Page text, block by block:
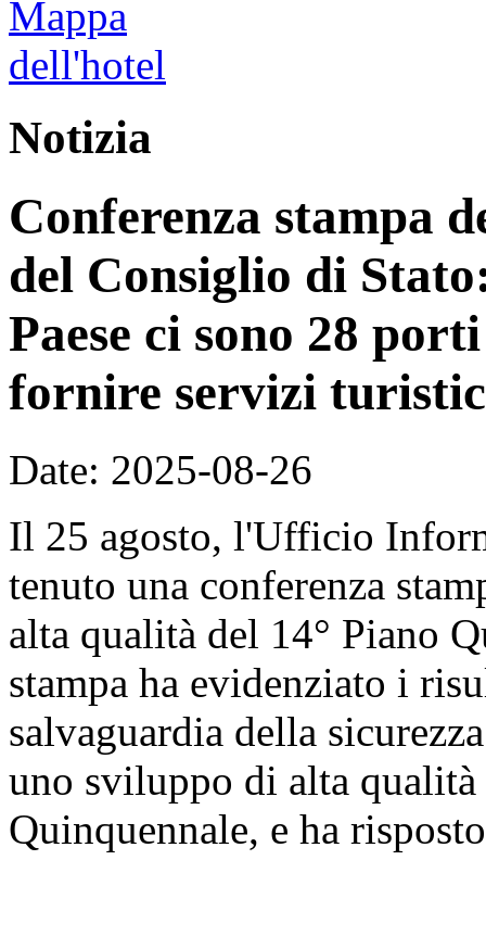
Notizia
Conferenza stampa
del Consiglio di
Paese ci sono 28
fornire servizi
Date: 2025-08-26
Il 25 agosto, l'Ufficio
tenuto una conferenza
alta qualità del 14° Piano
stampa ha evidenziato i
salvaguardia della
uno sviluppo di alta
Quinquennale, e ha